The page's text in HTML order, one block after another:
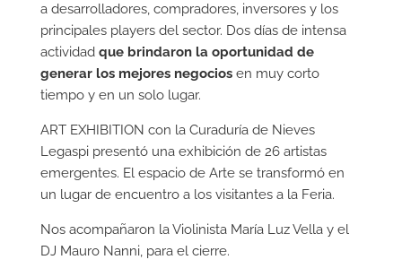
a desarrolladores, compradores, inversores y los
principales players del sector. Dos días de intensa
actividadque brindaron la oportunidad de
generar los mejores negociosen muy corto
tiempo y en un solo lugar.
ART EXHIBITION con la Curaduría de Nieves
Legaspi presentó una exhibición de 26 artistas
emergentes. El espacio de Arte se transformó en
un lugar de encuentro a los visitantes a la Feria.
Nos acompañaron la Violinista María Luz Vella y el
DJ Mauro Nanni, para el cierre.